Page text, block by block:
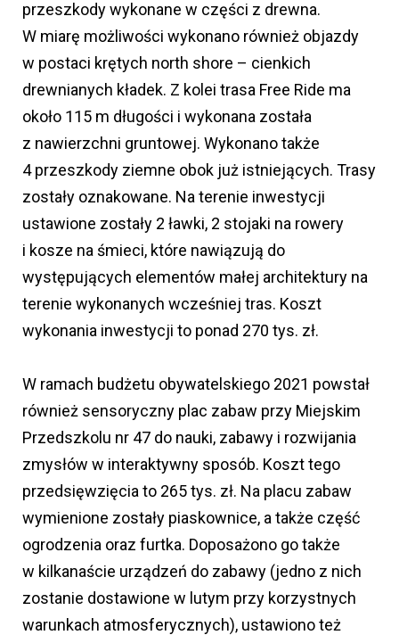
przeszkody wykonane w części z drewna.
W miarę możliwości wykonano również objazdy
w postaci krętych north shore – cienkich
drewnianych kładek. Z kolei trasa Free Ride ma
około 115 m długości i wykonana została
z nawierzchni gruntowej. Wykonano także
4 przeszkody ziemne obok już istniejących. Trasy
zostały oznakowane. Na terenie inwestycji
ustawione zostały 2 ławki, 2 stojaki na rowery
i kosze na śmieci, które nawiązują do
występujących elementów małej architektury na
terenie wykonanych wcześniej tras. Koszt
wykonania inwestycji to ponad 270 tys. zł.
W ramach budżetu obywatelskiego 2021 powstał
również sensoryczny plac zabaw przy Miejskim
Przedszkolu nr 47 do nauki, zabawy i rozwijania
zmysłów w interaktywny sposób. Koszt tego
przedsięwzięcia to 265 tys. zł. Na placu zabaw
wymienione zostały piaskownice, a także część
ogrodzenia oraz furtka. Doposażono go także
w kilkanaście urządzeń do zabawy (jedno z nich
zostanie dostawione w lutym przy korzystnych
warunkach atmosferycznych), ustawiono też